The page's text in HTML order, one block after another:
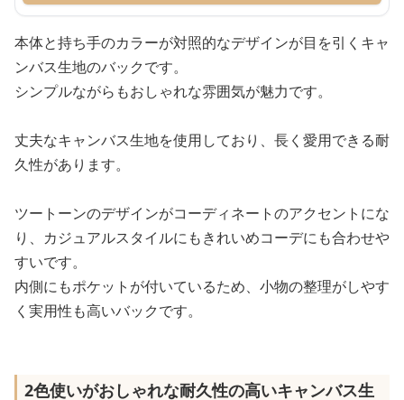
本体と持ち手のカラーが対照的なデザインが目を引くキャ
ンバス生地のバックです。
シンプルながらもおしゃれな雰囲気が魅力です。
丈夫なキャンバス生地を使用しており、長く愛用できる耐
久性があります。
ツートーンのデザインがコーディネートのアクセントにな
り、カジュアルスタイルにもきれいめコーデにも合わせや
すいです。
内側にもポケットが付いているため、小物の整理がしやす
く実用性も高いバックです。
2色使いがおしゃれな耐久性の高いキャンバス生